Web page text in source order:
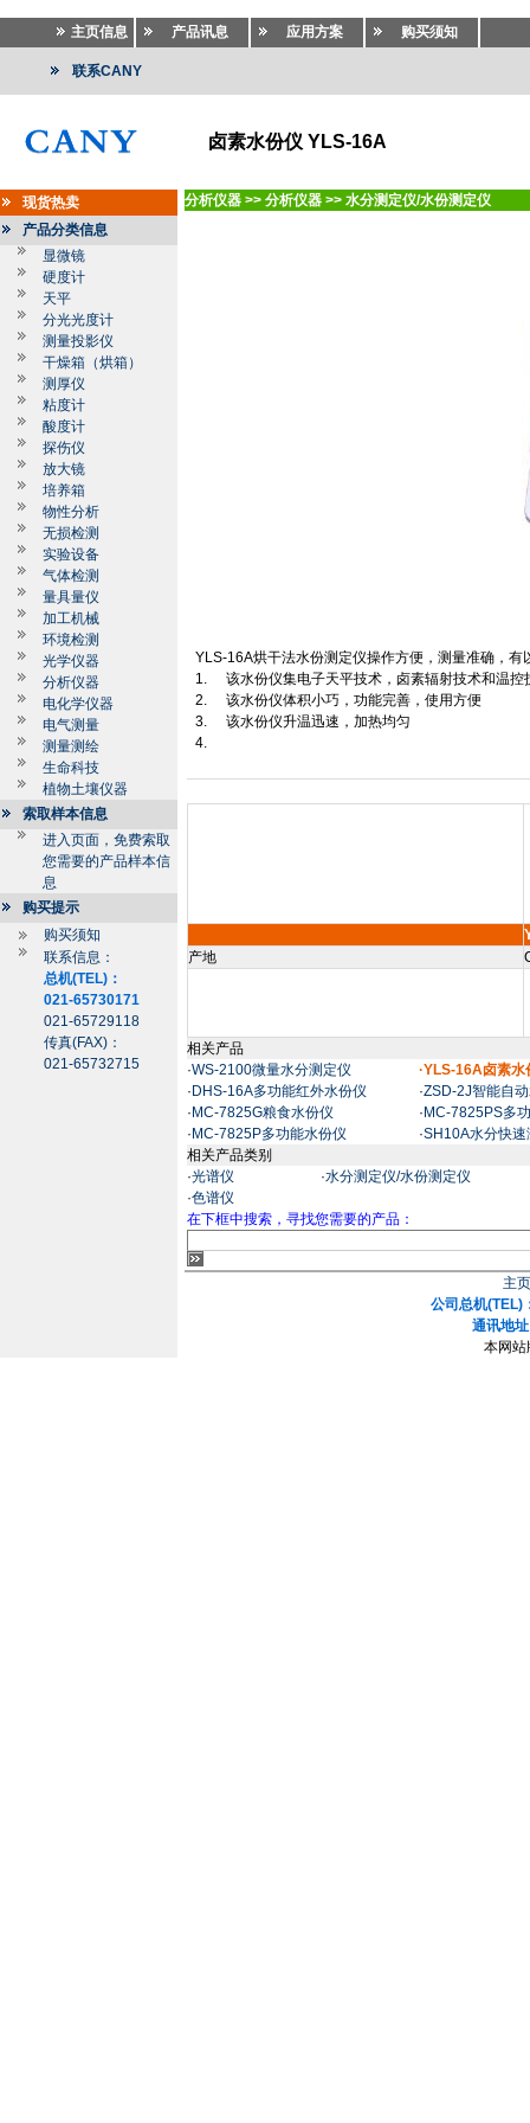
主页信息 产品讯息 应用方案 购买须知
联系CANY
卤素水份仪 YLS-16A
现货热卖
产品分类信息
显微镜
硬度计
天平
分光光度计
测量投影仪
干燥箱（烘箱）
测厚仪
粘度计
酸度计
探伤仪
放大镜
培养箱
物性分析
无损检测
实验设备
气体检测
量具量仪
加工机械
环境检测
光学仪器
分析仪器
电化学仪器
电气测量
测量测绘
生命科技
植物土壤仪器
索取样本信息
进入页面，免费索取
您需要的产品样本信
息
购买提示
购买须知
联系信息：
总机(TEL)：
021-65730171
021-65729118
传真(FAX)：
021-65732715
分析仪器 >> 分析仪器 >> 水分测定仪/水份测定仪
YLS-16A烘干法水份测定仪操作方便，测量准确，有
1.
该水份仪集电子天平技术，卤素辐射技术和温控
2.
该水份仪体积小巧，功能完善，使用方便
3.
该水份仪升温迅速，加热均匀
4.
产地
相关产品
·WS-2100微量水分测定仪
·YLS-16A卤素水
· DHS-16A多功能红外水份仪 ·ZSD-2J智能自
· MC-7825G粮食水份仪 · MC-7825PS多
· MC-7825P多功能水份仪 ·SH10A水分快速
相关产品类别
·光谱仪 ·水分测定仪/水份测定仪
·色谱仪
在下框中搜索，寻找您需要的产品：
主
公司总机
通讯地
本网